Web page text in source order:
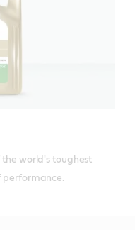
the world's toughest
performance.